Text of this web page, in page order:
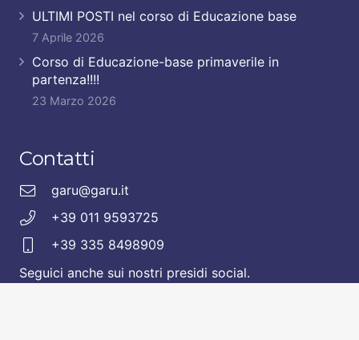
ULTIMI POSTI nel corso di Educazione base
7 Aprile 2026
Corso di Educazione-base primaverile in
partenza!!!!
23 Marzo 2026
Contatti
garu@garu.it
+39 011 9593725
+39 335 8498909
Seguici anche sui nostri presidi social.